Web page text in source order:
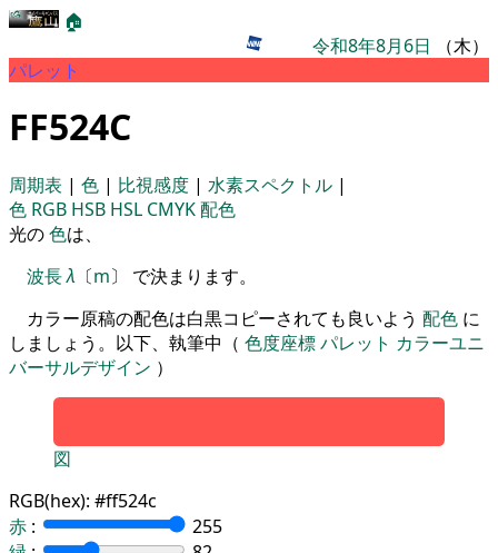
🏠
令和8年8月6日 （木）
パレット
FF524C
周期表 | 色 | 比視感度 | 水素スペクトル |
色 RGB HSB HSL CMYK配色
光の色は、
波長λ 〔m〕 で決まります。
カラー原稿の配色は白黒コピーされても良いよう 配色 に
しましょう。以下、執筆中（ 色度座標パレット カラーユニ
バーサルデザイン ）
図
RGB(hex): #ff524c
赤 :
255